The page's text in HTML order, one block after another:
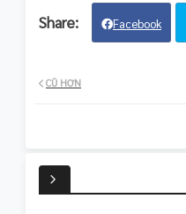
Facebook
CŨ HƠN